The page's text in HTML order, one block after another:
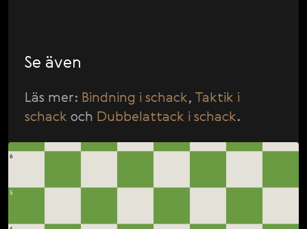
Se även
Läs mer: Bindning i schack, Taktik i
schack och Dubbelattack i schack.